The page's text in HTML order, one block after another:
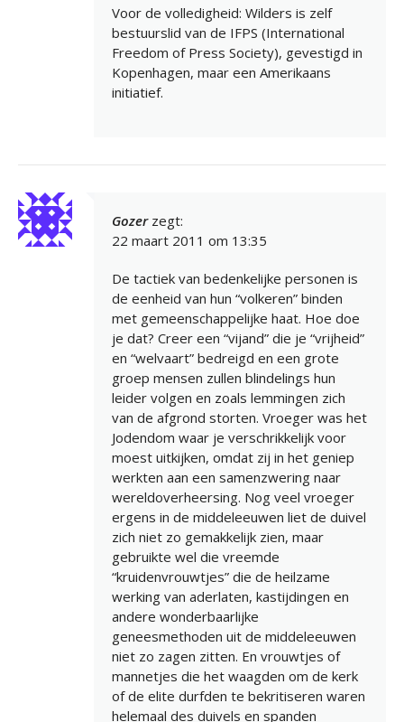
Voor de volledigheid: Wilders is zelf
bestuurslid van de IFPS (International
Freedom of Press Society), gevestigd in
Kopenhagen, maar een Amerikaans
initiatief.
Gozer zegt:
22 maart 2011 om 13:35
De tactiek van bedenkelijke personen is
de eenheid van hun “volkeren” binden
met gemeenschappelijke haat. Hoe doe
je dat? Creer een “vijand” die je “vrijheid”
en “welvaart” bedreigd en een grote
groep mensen zullen blindelings hun
leider volgen en zoals lemmingen zich
van de afgrond storten. Vroeger was het
Jodendom waar je verschrikkelijk voor
moest uitkijken, omdat zij in het geniep
werkten aan een samenzwering naar
wereldoverheersing. Nog veel vroeger
ergens in de middeleeuwen liet de duivel
zich niet zo gemakkelijk zien, maar
gebruikte wel die vreemde
“kruidenvrouwtjes” die de heilzame
werking van aderlaten, kastijdingen en
andere wonderbaarlijke
geneesmethoden uit de middeleeuwen
niet zo zagen zitten. En vrouwtjes of
mannetjes die het waagden om de kerk
of de elite durfden te bekritiseren waren
helemaal des duivels en spanden